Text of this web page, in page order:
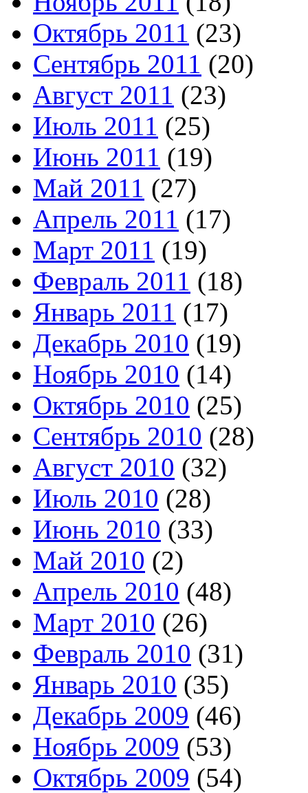
Октябрь 2011 (23)
Сентябрь 2011 (20)
Август 2011 (23)
Июль 2011 (25)
Июнь 2011 (19)
Май 2011 (27)
Апрель 2011 (17)
Март 2011 (19)
Февраль 2011 (18)
Январь 2011 (17)
Декабрь 2010 (19)
Ноябрь 2010 (14)
Октябрь 2010 (25)
Сентябрь 2010 (28)
Август 2010 (32)
Июль 2010 (28)
Июнь 2010 (33)
Май 2010 (2)
Апрель 2010 (48)
Март 2010 (26)
Февраль 2010 (31)
Январь 2010 (35)
Декабрь 2009 (46)
Ноябрь 2009 (53)
Октябрь 2009 (54)